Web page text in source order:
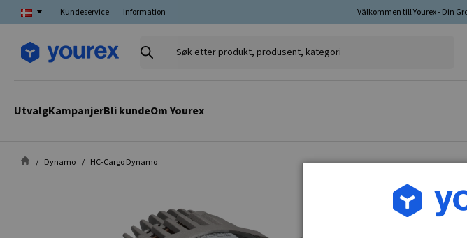
Kundeservice Information Välkommen till Yourex - Din
Søk
kategori
UtvalgKampanjerBli kundeOm Yourex
Dynamo HC-Cargo Dynamo
Varenr.: